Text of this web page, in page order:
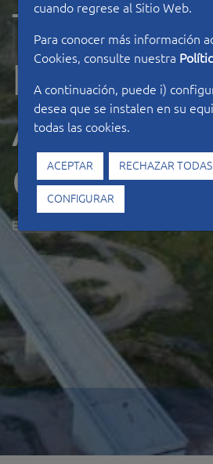
cuando regrese al Sitio Web.
Para conocer más información
Cookies, consulte nuestra
A continuación, puede i)
desea que se instalen en su
todas las cookies.
ACEPTAR RECHAZAR TODAS
CONFIGURAR
Tramo
Embalse
Alcántara
ESPAÑA